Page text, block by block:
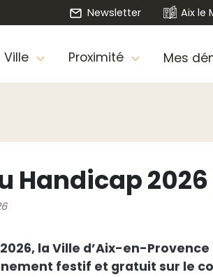
Newsletter Aix le
Ville Proximité Mes
Handicap 2026
2026, la Ville d’Aix-en-
festif et gratuit sur le